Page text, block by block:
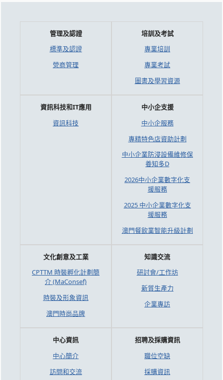
管理及認證
標準及認證
營商管理
培訓及考試
專業培訓
專業考試
圖書及學習資源
資訊科技和IT應用
資訊科技
中小企支援
中小企服務
專精特色店資助計劃
中小企業防浸設備維修保
養知多D
2026中小企業數字化支
援服務
2025 中小企業數字化支
援服務
澳門餐飲業智能升級計劃
文化創意及工業
CPTTM 時裝孵化計劃簡
介 (MaConsef)
時裝及形象資訊
澳門時尚品牌
知識交流
研討會/工作坊
新質生產力
企業專訪
中心資訊
中心簡介
訪問和交流
招聘及採購資訊
職位空缺
採購資訊